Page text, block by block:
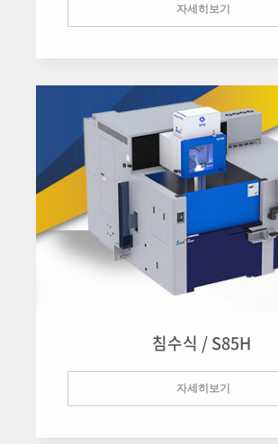
자세히보기
침수식 / S85H
자세히보기